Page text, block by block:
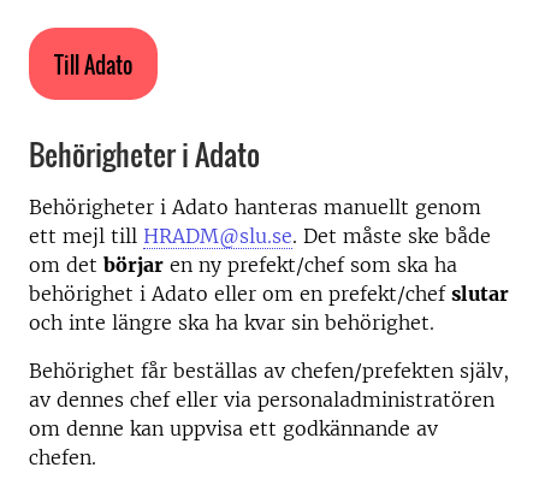
Till Adato
Behörigheter i Adato
Behörigheter i Adato hanteras manuellt genom
ett mejl till HRADM@slu.se. Det måste ske både
om det börjar en ny prefekt/chef som ska ha
behörighet i Adato eller om en prefekt/chef slutar
och inte längre ska ha kvar sin behörighet.
Behörighet får beställas av chefen/prefekten själv,
av dennes chef eller via personaladministratören
om denne kan uppvisa ett godkännande av
chefen.